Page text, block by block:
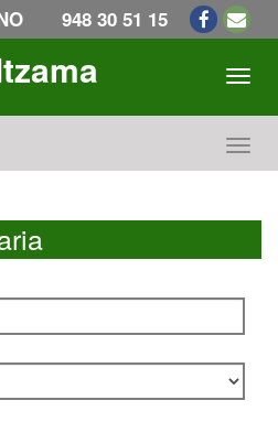
948 30 51 15